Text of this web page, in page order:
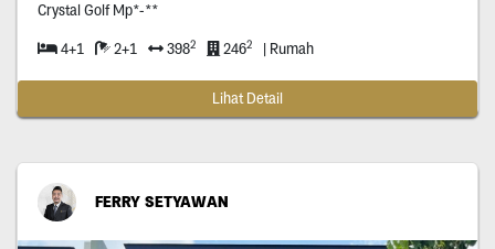
Crystal Golf Mp*-**
4+1 2+1 3982 2462 | Rumah
Lihat Detail
FERRY SETYAWAN